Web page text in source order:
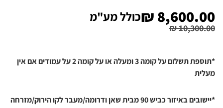
₪10,300.00
₪ 8,600.00 כולל מע"מ
*תוספת תשלום על קומה 3 ומעלה או על קומה 2 על עמודים אם אין
מעלית
*יישובים באיזור כביש 90 מבית שאן ודרומה/מעבר לקו הירוק/מזרחה